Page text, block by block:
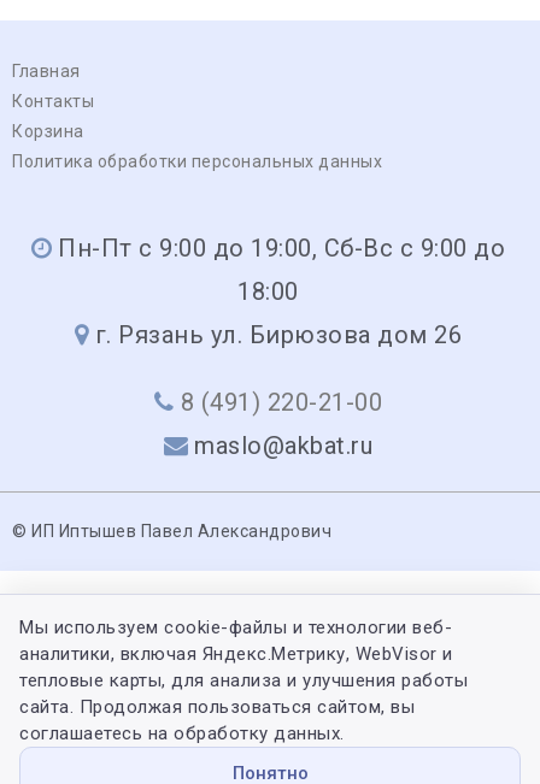
Главная
Контакты
Корзина
Политика обработки персональных данных
Пн-Пт с 9:00 до 19:00, Сб-Вс с 9:00 до
18:00
г. Рязань ул. Бирюзова дом 26
8 (491) 220-21-00
maslo@akbat.ru
© ИП Иптышев Павел Александрович
Мы используем cookie-файлы и технологии веб-
аналитики, включая Яндекс.Метрику, WebVisor и
тепловые карты, для анализа и улучшения работы
сайта. Продолжая пользоваться сайтом, вы
соглашаетесь на обработку данных.
Понятно